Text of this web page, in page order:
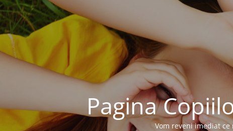
Pagina
Vom reveni imediat